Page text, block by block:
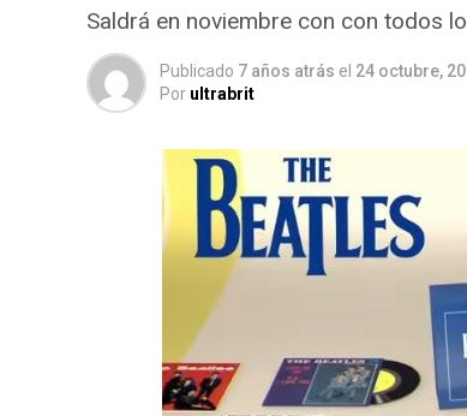
Saldrá en noviembre con con todos
Publicado 7 años atrás el 24 octubre,
Por ultrabrit